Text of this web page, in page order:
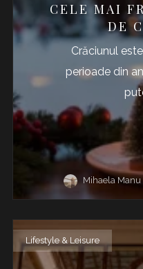
CELE MAI
DE
Crăciunul
perioade din
Mihaela Manu
Lifestyle & Leisure